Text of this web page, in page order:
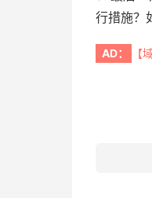
行措施？
AD： 【